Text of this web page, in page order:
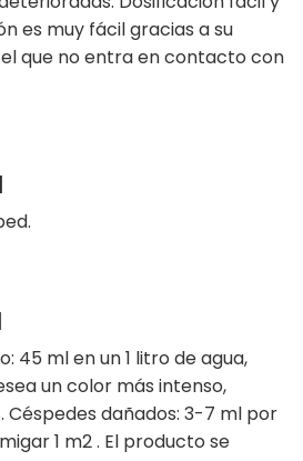
es muy fácil gracias a su
que no entra en contacto con
45 ml en un 1 litro de agua,
un color más intenso,
Céspedes dañados: 3-7 ml por
1 m2 . El producto se